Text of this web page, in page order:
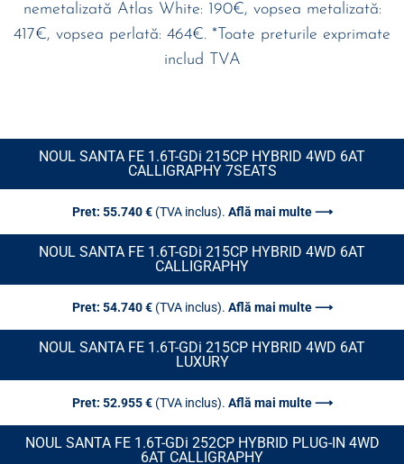
nemetalizată Atlas White: 190€, vopsea metalizată:
417€, vopsea perlată: 464€. *Toate preturile exprimate
includ TVA
NOUL SANTA FE 1.6T-GDi 215CP HYBRID 4WD 6AT
CALLIGRAPHY 7SEATS
Pret: 55.740 €(TVA inclus). Află mai multe ⟶
NOUL SANTA FE 1.6T-GDi 215CP HYBRID 4WD 6AT
CALLIGRAPHY
Pret: 54.740 €(TVA inclus). Află mai multe ⟶
NOUL SANTA FE 1.6T-GDi 215CP HYBRID 4WD 6AT
LUXURY
Pret: 52.955 €(TVA inclus). Află mai multe ⟶
NOUL SANTA FE 1.6T-GDi 252CP HYBRID PLUG-IN 4WD
6AT CALLIGRAPHY